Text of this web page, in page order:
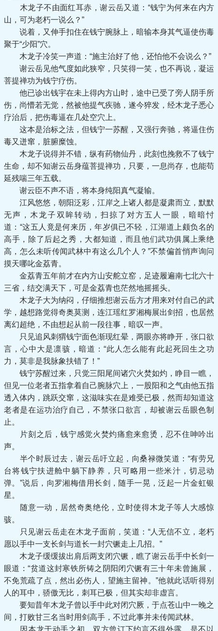
木龙子不由面红耳赤，谢云岳又道：“钱宁为何来在内方
山，可为老朽一说么？”
说着，又伸手扣住在钱宁腕脉上，暗输本身其气逼使伤毒
聚于“少阳”穴。
木龙子冷笑一声道：“施主治好了他，还怕他不会说么？”
谢云岳见他气度如此狭窄，只笑得一笑，也不再说，凝运
菩提禅功为钱宁疗伤。
他已诊出钱宇在未上得内方山时，途中已受了旁人阴手所
伤，尚懵若无觉，然被他提气疾驰，遂今猝发，经木龙子悉心
疗治后，把伤毒逼在几处空穴上。
这本是治标之法，但钱宁一苏醒，又强行奔驰，将逼住伤
毒又迸窜，脏腑糜蚀。
木龙子说得并不错，纵有药物仙丹，此刻也挽救不了钱宁
生命，却不知谢云岳身蕴菩提禅功，只要，一息尚存，也能苟
延残喘三年五载。
谢云臣不声不语，将本身纯阳真气凝输。
江风悠悠，朝阳泛彩，江岸之上诸人都是凝肃而立，默默
无声，木龙子双眸转动，扫掠了对方五人一眼，暗暗忖
道：“这五人竟是何来历，年岁俱已不轻，江湖道上颇负名的
高手，除了后起之秀，大都知道，而且他们武功俱属上乘绝
高，怎么未听传闻武林中有这么几个人？”不禁偏首悄声询问
摸天哪叱金荔青。
金荔青五年前才在内方山安舵立窑，足迹履遍南七北六十
三省，结交满天下，可是金荔青也茫然地摇摇头。
木龙子大为纳闷，仔细推想谢云岳方才用来对付自己的武
学，越想路觉得奇奥莫测，连江瑶红罗湘梅展出剑招，也居然
离幻超绝，不由想起从前一段往事，暗叹一声。
只见追风刺猬钱宁面色渐现红晕，两眼亦将睁开，张口欲
言，心中大是凛骇，暗道：“此人怎么能有此起死回生之功
力，莫非是我脉象扶错了！”
钱宁苏醒过来，只觉三阳尾间诸穴火焚如灼，睁目一瞧，
但见一位老者五指拿着自己腕脉穴上，一股阳和之气由他五指
透入体内，跳跃交窜，这滋味实在是难受已极，然而却知道这
老者是在运功治疗自己，不禁张口欲言，却被谢云岳眼色制
止。
片刻之后，钱宁感觉火焚灼痛愈来愈烫，忍不住呻吟出
声。
半个时辰过去，谢云岳吁立起，向桑禄微笑道：“有劳兄
台将钱宁扶进舱中躺下静养，只可略用一些米汁，切忌动
弹。”说后，向罗湘梅借用长剑，随手一晃，泛起一片金虹银
星。
随意一动，居然奇奥绝伦，立时使得木龙子等人大感惊
骇。
只见谢云岳走在木龙子面前，笑道：“人无信不立，老朽
愿以手中一支长剑与道长一封穴镢走上几招。”
木龙子缓缓拔出肩后两支闭穴镢，瞧了谢云岳手中长剑一
眼道：“贫道这封寒铁所铸之阴阳闭穴镢有三十年未曾施展，
不免荒疏了点，然出必伤人，望施主留神。”他就此话听得别
人的耳中，骄傲无比，刺耳已极，但其实却非虚言。
要知昔年木龙子曾以手中此对闭穴厥，于点苍山中一晚之
间，打败甘三名当时用剑高手，不过此事并未传闻武林。
因本龙于动手之初，双方曾订下约言不得外露，是不以